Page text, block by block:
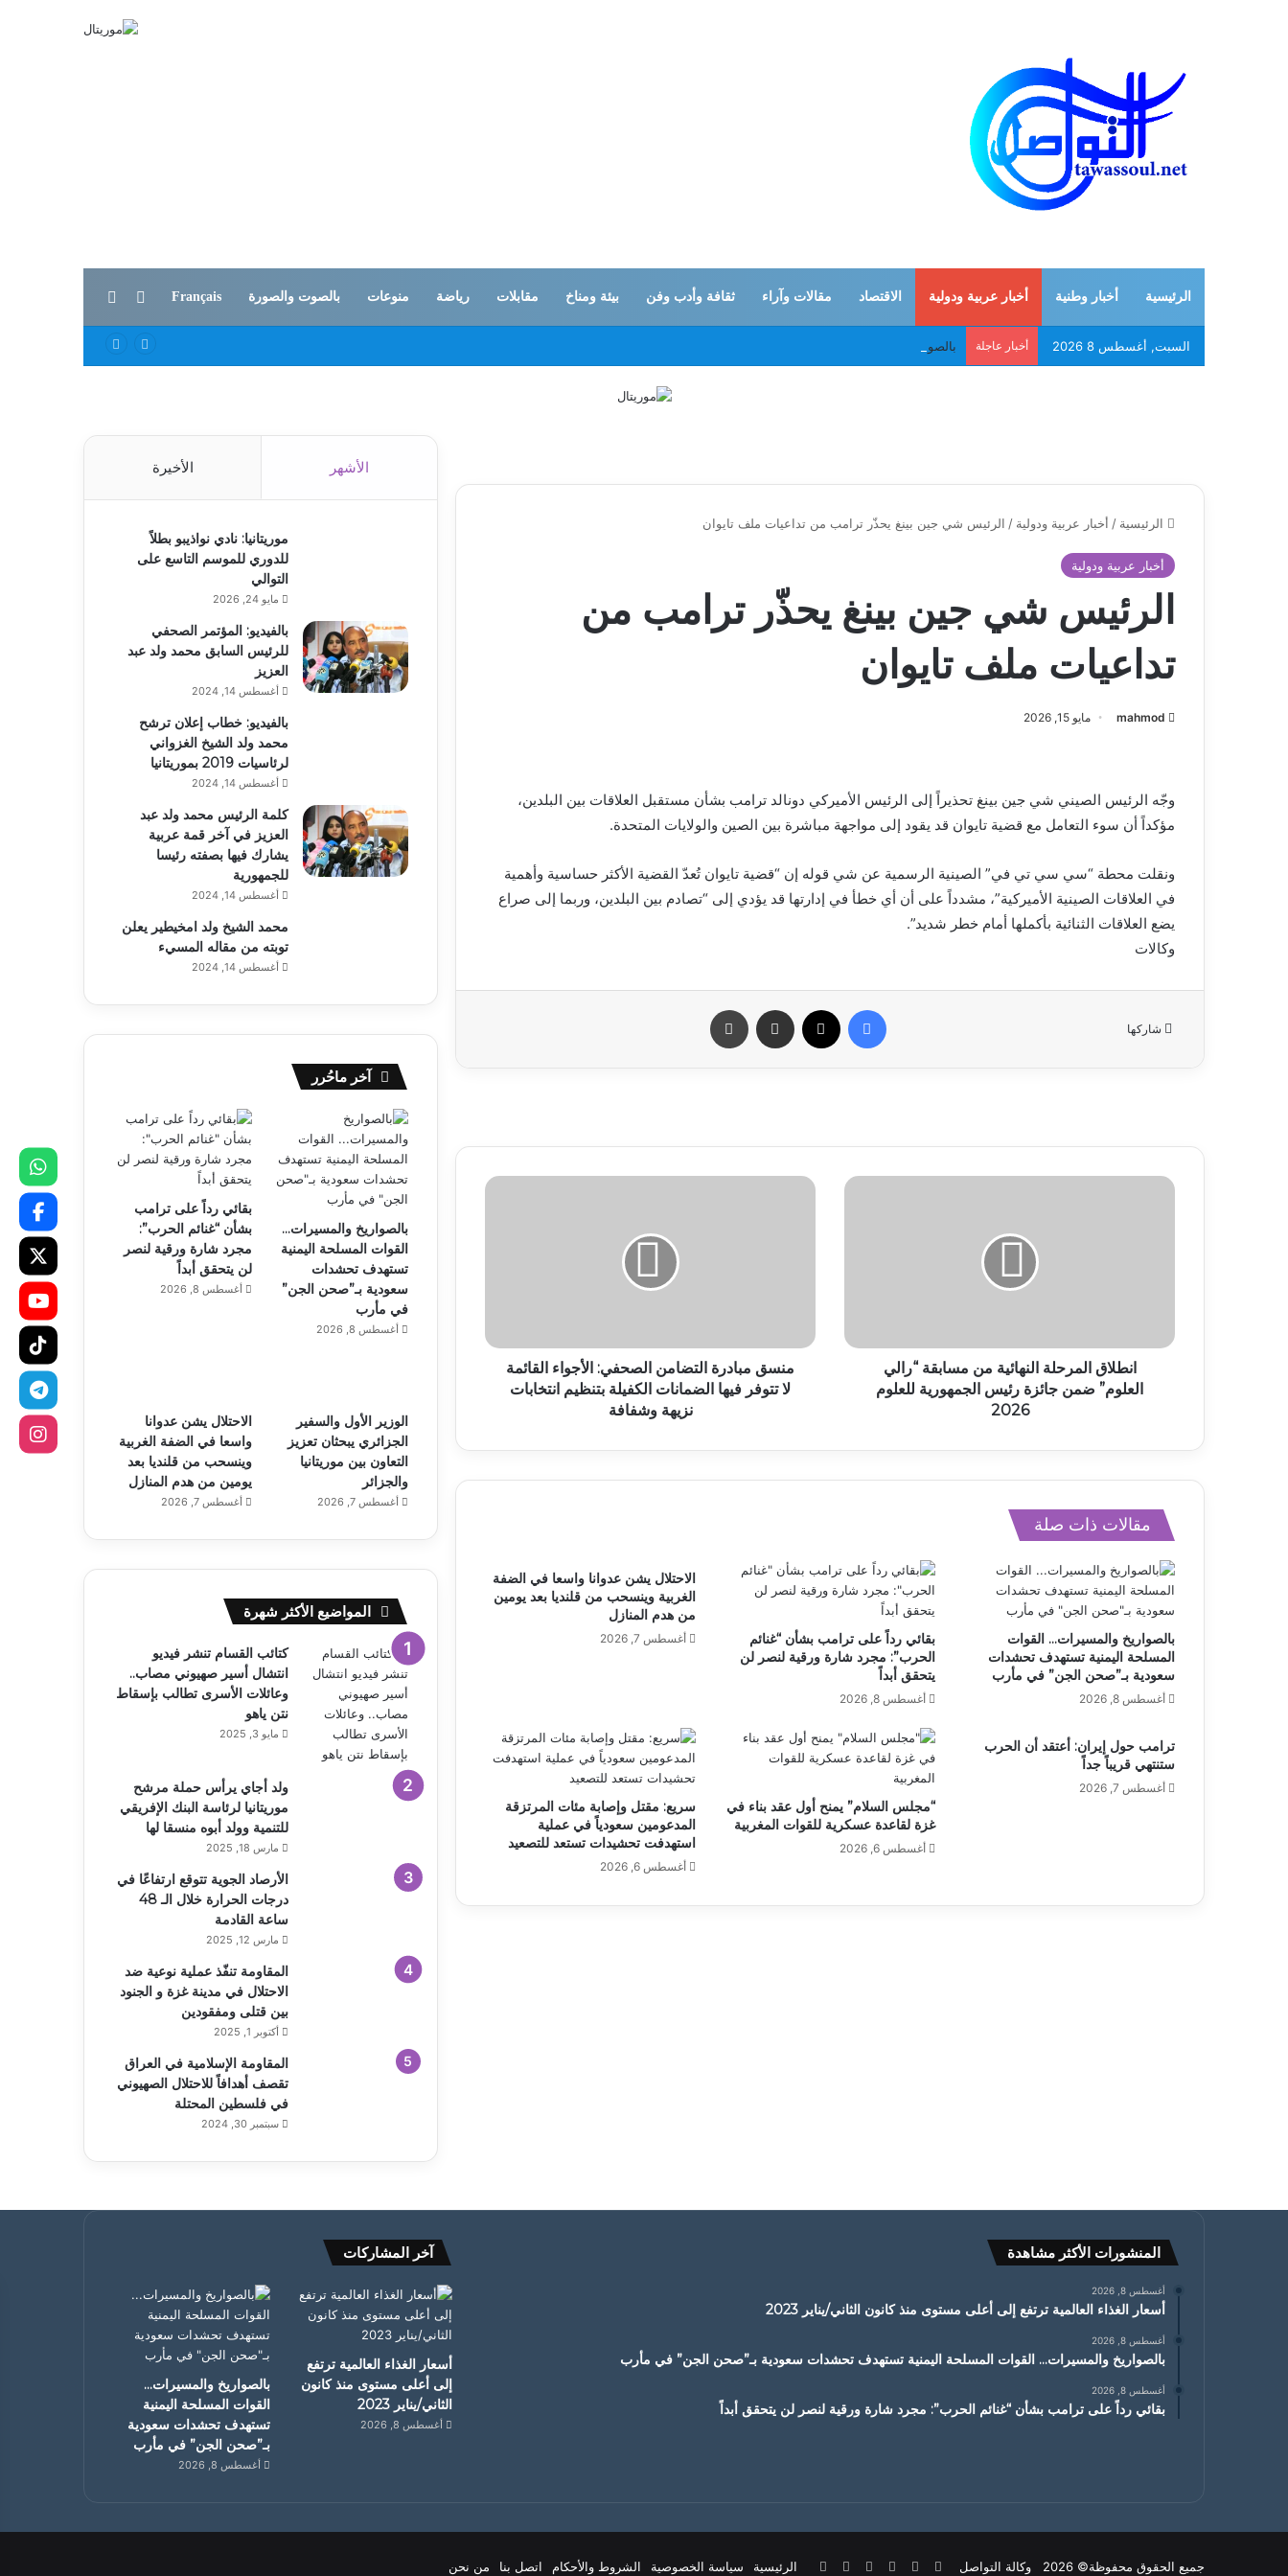
الرئيسية أخبار وطنية أخبار عربية ودولية الاقتصاد مقالات وآراء ثقافة وأدب وفن بيئة ومناخ مقابلات رياضة منوعات بالصوت والصورة Français الوضع المظلم
السبت, أغسطس 8 2026 أخبار عاجلة بالصواريخ والمسيرات… القوات المسلحة اليمنية تستهدف تحشدات سعودية بـ”صحن الجن” في مأرب
الرئيسية / أخبار عربية ودولية / الرئيس شي جين بينغ يحذّر ترامب من تداعيات ملف تايوان
أخبار عربية ودولية
الرئيس شي جين بينغ يحذّر ترامب من
تداعيات ملف تايوان
mahmod مايو 15, 2026
وجّه الرئيس الصيني شي جين بينغ تحذيراً إلى الرئيس الأميركي دونالد ترامب بشأن مستقبل العلاقات بين البلدين،
مؤكداً أن سوء التعامل مع قضية تايوان قد يقود إلى مواجهة مباشرة بين الصين والولايات المتحدة.
ونقلت محطة “سي سي تي في” الصينية الرسمية عن شي قوله إن “قضية تايوان تُعدّ القضية الأكثر حساسية وأهمية
في العلاقات الصينية الأميركية”، مشدداً على أن أي خطأ في إدارتها قد يؤدي إلى “تصادم بين البلدين، وربما إلى صراع
يضع العلاقات الثنائية بأكملها أمام خطر شديد”.
وكالات
شاركها
فيسبوك مشاركة عبر البريد
انطلاق المرحلة النهائية من مسابقة “رالي
العلوم” ضمن جائزة رئيس الجمهورية للعلوم
2026
منسق مبادرة التضامن الصحفي: الأجواء القائمة
لا تتوفر فيها الضمانات الكفيلة بتنظيم انتخابات
نزيهة وشفافة
مقالات ذات صلة
بالصواريخ والمسيرات… القوات
المسلحة اليمنية تستهدف تحشدات
سعودية بـ”صحن الجن” في مأرب
أغسطس 8, 2026
بقائي رداً على ترامب بشأن “غنائم
الحرب”: مجرد شارة ورقية لنصر لن
يتحقق أبداً
أغسطس 8, 2026
الاحتلال يشن عدوانا واسعا في الضفة
الغربية وينسحب من قلنديا بعد يومين
من هدم المنازل
أغسطس 7, 2026
ترامب حول إيران: أعتقد أن الحرب
ستنتهي قريباً جداً
أغسطس 7, 2026
“مجلس السلام” يمنح أول عقد بناء في
غزة لقاعدة عسكرية للقوات المغربية
أغسطس 6, 2026
سريع: مقتل وإصابة مئات المرتزقة
المدعومين سعودياً في عملية
استهدفت تحشيدات تستعد للتصعيد
أغسطس 6, 2026
الأشهر الأخيرة
موريتانيا: نادي نواذيبو بطلاً
للدوري للموسم التاسع على
التوالي
مايو 24, 2026
بالفيديو: المؤتمر الصحفي
للرئيس السابق محمد ولد عبد
العزيز
أغسطس 14, 2024
بالفيديو: خطاب إعلان ترشح
محمد ولد الشيخ الغزواني
لرئاسيات 2019 بموريتانيا
أغسطس 14, 2024
كلمة الرئيس محمد ولد عبد
العزيز في آخر قمة عربية
يشارك فيها بصفته رئيسا
للجمهورية
أغسطس 14, 2024
محمد الشيخ ولد امخيطير يعلن
توبته من مقاله المسيء
أغسطس 14, 2024
آخر ماحُرر
بالصواريخ والمسيرات…
القوات المسلحة اليمنية
تستهدف تحشدات
سعودية بـ”صحن الجن”
في مأرب
أغسطس 8, 2026
بقائي رداً على ترامب
بشأن “غنائم الحرب”:
مجرد شارة ورقية لنصر
لن يتحقق أبداً
أغسطس 8, 2026
الوزير الأول والسفير
الجزائري يبحثان تعزيز
التعاون بين موريتانيا
والجزائر
أغسطس 7, 2026
الاحتلال يشن عدوانا
واسعا في الضفة الغربية
وينسحب من قلنديا بعد
يومين من هدم المنازل
أغسطس 7, 2026
المواضيع الأكثر شهرة
كتائب القسام تنشر فيديو
انتشال أسير صهيوني مصاب..
وعائلات الأسرى تطالب بإسقاط
نتن ياهو
مايو 3, 2025
ولد أجاي يرأس حملة مرشح
موريتانيا لرئاسة البنك الإفريقي
للتنمية وولد أبوه منسقا لها
مارس 18, 2025
الأرصاد الجوية تتوقع ارتفاعًا في
درجات الحرارة خلال الـ 48
ساعة القادمة
مارس 12, 2025
المقاومة تنفّذ عملية نوعية ضد
الاحتلال في مدينة غزة و الجنود
بين قتلى ومفقودين
أكتوبر 1, 2025
المقاومة الإسلامية في العراق
تقصف أهدافاً للاحتلال الصهيوني
في فلسطين المحتلة
سبتمبر 30, 2024
المنشورات الأكثر مشاهدة
أغسطس 8, 2026
أسعار الغذاء العالمية ترتفع إلى أعلى مستوى منذ كانون الثاني/يناير 2023
أغسطس 8, 2026
بالصواريخ والمسيرات… القوات المسلحة اليمنية تستهدف تحشدات سعودية بـ”صحن الجن” في مأرب
أغسطس 8, 2026
بقائي رداً على ترامب بشأن “غنائم الحرب”: مجرد شارة ورقية لنصر لن يتحقق أبداً
آخر المشاركات
أسعار الغذاء العالمية ترتفع
إلى أعلى مستوى منذ كانون
الثاني/يناير 2023
أغسطس 8, 2026
بالصواريخ والمسيرات…
القوات المسلحة اليمنية
تستهدف تحشدات سعودية
بـ”صحن الجن” في مأرب
أغسطس 8, 2026
جميع الحقوق محفوظة© 2026 وكالة التواصل الرئيسية سياسة الخصوصية الشروط والأحكام اتصل بنا من نحن فيسبوك يوتيوبانستقرام
‫TikTokواتساب